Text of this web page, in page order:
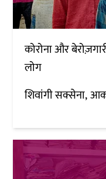
कोरोना और
लोग
शिवांगी सक्सेना